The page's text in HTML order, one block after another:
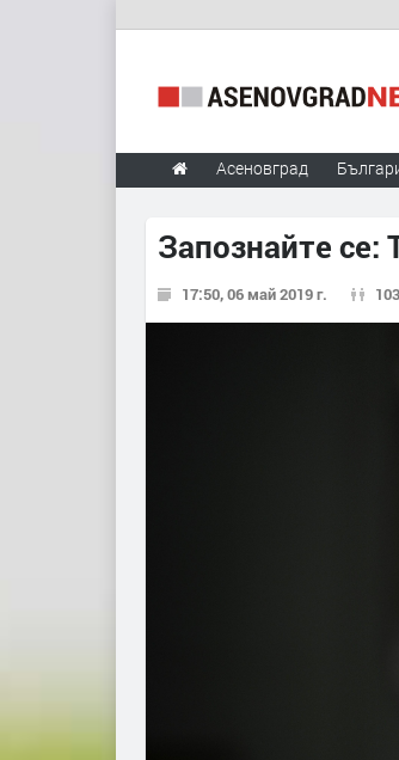
Асеновград
Запознайте се:
17:50, 06 май 2019 г.